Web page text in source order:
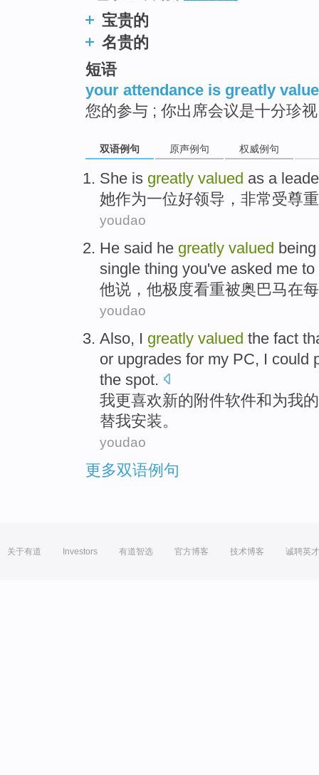
宝贵的
名贵的
短语
your attendance is greatly
您的参与 ; 你出席会议是十分珍视
双语例句 原声例句 权威例句
She is greatly valued as a
她作为一位好领导， 非常受尊重
youdao
He said he greatly valued
single thing you've asked me to
他说 ，他极度看重被奥巴马在每
youdao
Also, I greatly valued the fact
or upgrades for my PC, I could
the spot.
我更喜欢新的附件软件和为我的
替我安装。
youdao
更多双语例句
关于有道 Investors 有道智选 官方博客 技术博客 诚聘英才